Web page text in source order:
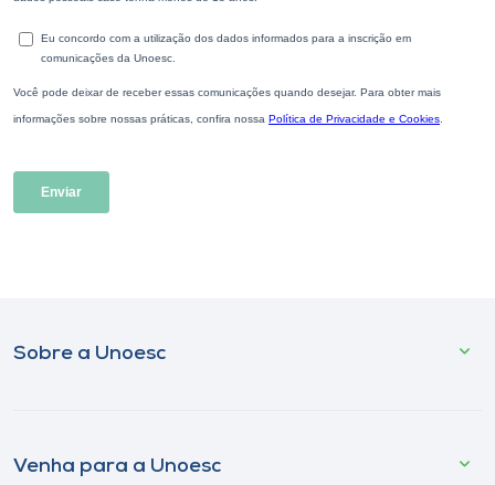
Sobre a Unoesc
Venha para a Unoesc